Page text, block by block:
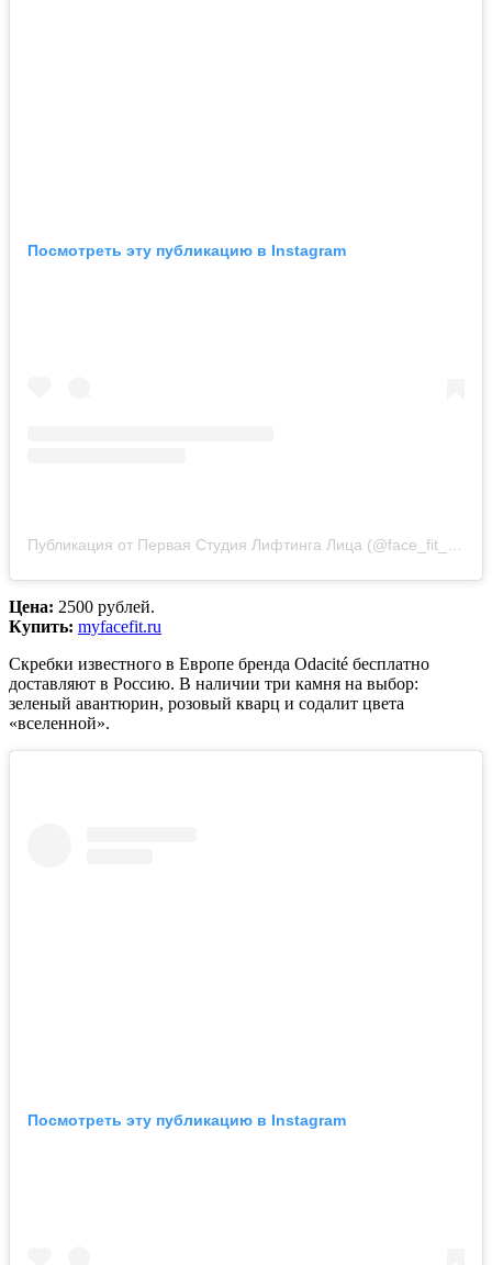
Посмотреть эту публикацию в Instagram
Цена: 2500 рублей.
Купить: myfacefit.ru
Скребки известного в Европе бренда Odacité бесплатно
доставляют в Россию. В наличии три камня на выбор:
зеленый авантюрин, розовый кварц и содалит цвета
«вселенной».
Посмотреть эту публикацию в Instagram